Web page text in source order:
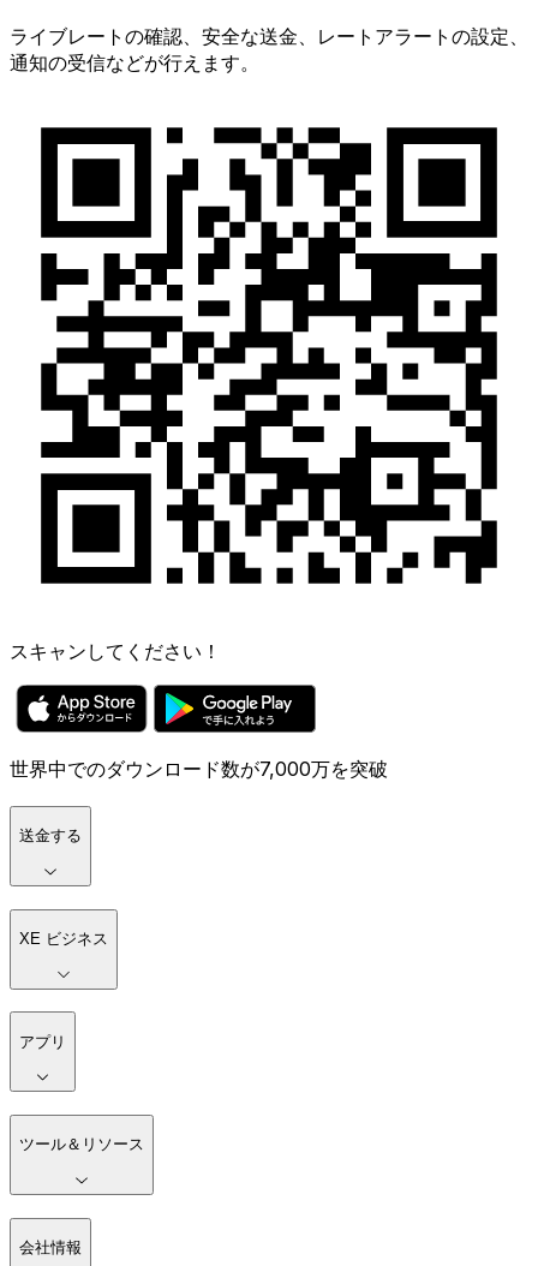
ライブレートの確認、安全な送金、レートアラートの設定、
通知の受信などが行えます。
スキャンしてください！
世界中でのダウンロード数が7,000万を突破
送金する
XE ビジネス
アプリ
ツール＆リソース
会社情報